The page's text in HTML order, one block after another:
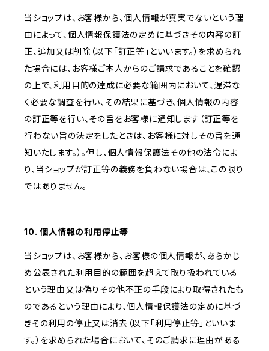
当ショップは、お客様から、個人情報が真実でないという理
由によって、個人情報保護法の定めに基づきその内容の訂
正、追加又は削除（以下「訂正等」といいます。）を求められ
た場合には、お客様ご本人からのご請求であることを確認
の上で、利用目的の達成に必要な範囲内において、遅滞な
く必要な調査を行い、その結果に基づき、個人情報の内容
の訂正等を行い、その旨をお客様に通知します（訂正等を
行わない旨の決定をしたときは、お客様に対しその旨を通
知いたします。）。但し、個人情報保護法その他の法令によ
り、当ショップが訂正等の義務を負わない場合は、この限り
ではありません。
10. 個人情報の利用停止等
当ショップは、お客様から、お客様の個人情報が、あらかじ
め公表された利用目的の範囲を超えて取り扱われている
という理由又は偽りその他不正の手段により取得されたも
のであるという理由により、個人情報保護法の定めに基づ
きその利用の停止又は消去（以下「利用停止等」といいま
す。）を求められた場合において、そのご請求に理由がある